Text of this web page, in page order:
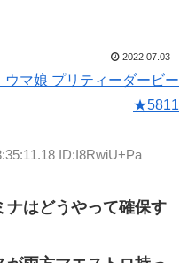
2022.07.03
ウマ娘 プリティーダービー
★5811
ID:I8RwiU+Pa
ナはどうやって確保す